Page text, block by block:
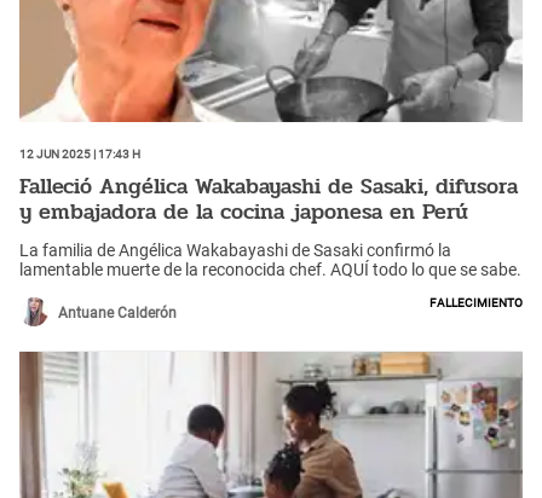
12 Jun 2025 | 17:43 h
Falleció Angélica Wakabayashi de Sasaki, difusora
y embajadora de la cocina japonesa en Perú
La familia de Angélica Wakabayashi de Sasaki confirmó la
lamentable muerte de la reconocida chef. AQUÍ todo lo que se sabe.
Antuane Calderón
Fallecimiento